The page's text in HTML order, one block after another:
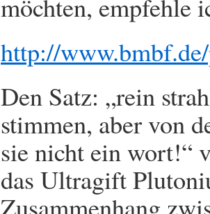
möchten, empfehle
http://
Den Satz: „rein
stimmen, aber von
sie nicht ein wort!“
das Ultragift
Zusammenhang